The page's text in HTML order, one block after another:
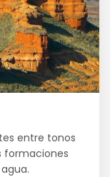
entre tonos
formaciones